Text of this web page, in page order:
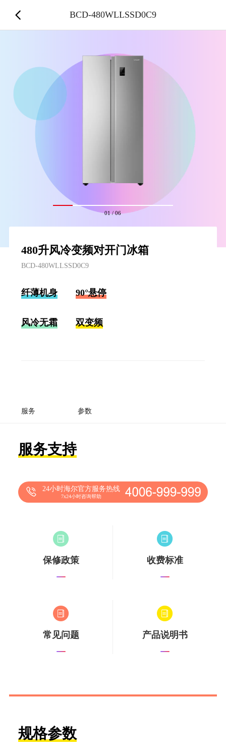
01/06
480升风冷变频对开门冰箱
BCD-480WLLSSD0C9
纤薄机身 90°悬停
风冷无霜 双变频
服务 参数
服务支持
24小时海尔官方服务热线
7x24小时咨询帮助
保修政策 收费标准
常见问题 产品说明书
规格参数
BCD-480WLLSSD0C9